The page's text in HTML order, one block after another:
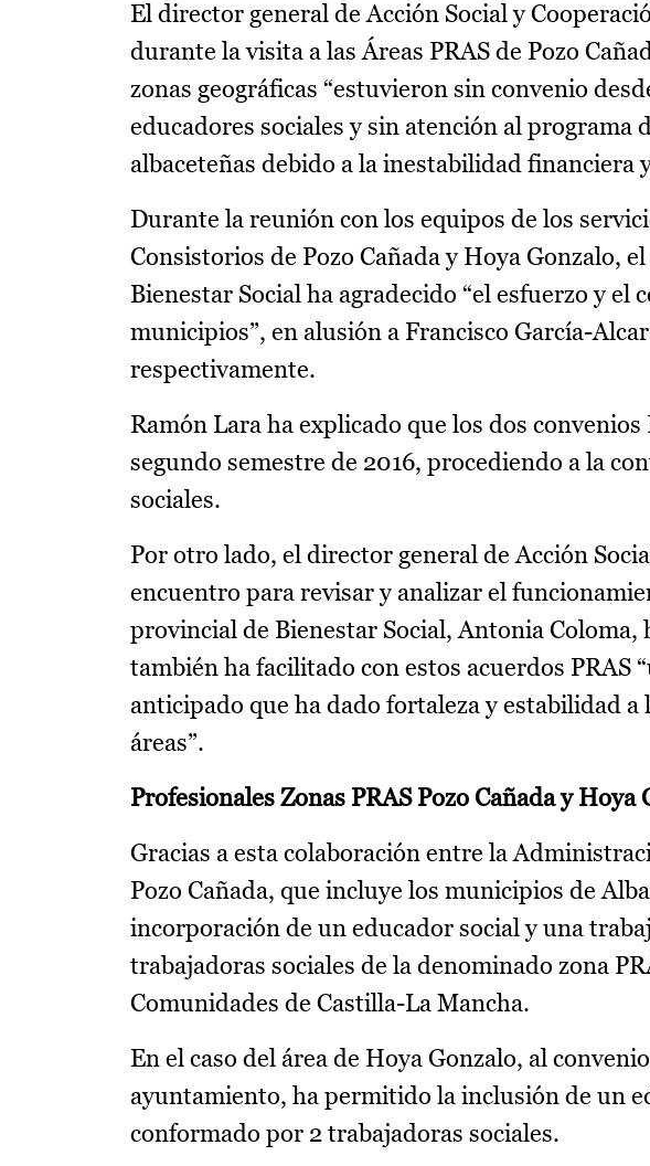
El director general de Acción Social y
durante la visita a las Áreas PRAS de Pozo
zonas geográficas “estuvieron sin convenio
educadores sociales y sin atención al
albaceteñas debido a la inestabilidad
Durante la reunión con los equipos de los
Consistorios de Pozo Cañada y Hoya Gonzalo,
Bienestar Social ha agradecido “el esfuerzo y el
municipios”, en alusión a Francisco García-
respectivamente.
Ramón Lara ha explicado que los dos
segundo semestre de 2016, procediendo a la
sociales.
Por otro lado, el director general de Acción
encuentro para revisar y analizar el
provincial de Bienestar Social, Antonia
también ha facilitado con estos acuerdos PRAS
anticipado que ha dado fortaleza y estabilidad a
áreas”.
Profesionales Zonas PRAS Pozo Cañada y Hoya
Gracias a esta colaboración entre la
Pozo Cañada, que incluye los municipios de
incorporación de un educador social y una
trabajadoras sociales de la denominado zona
Comunidades de Castilla-La Mancha.
En el caso del área de Hoya Gonzalo, al
ayuntamiento, ha permitido la inclusión de un
conformado por 2 trabajadoras sociales.